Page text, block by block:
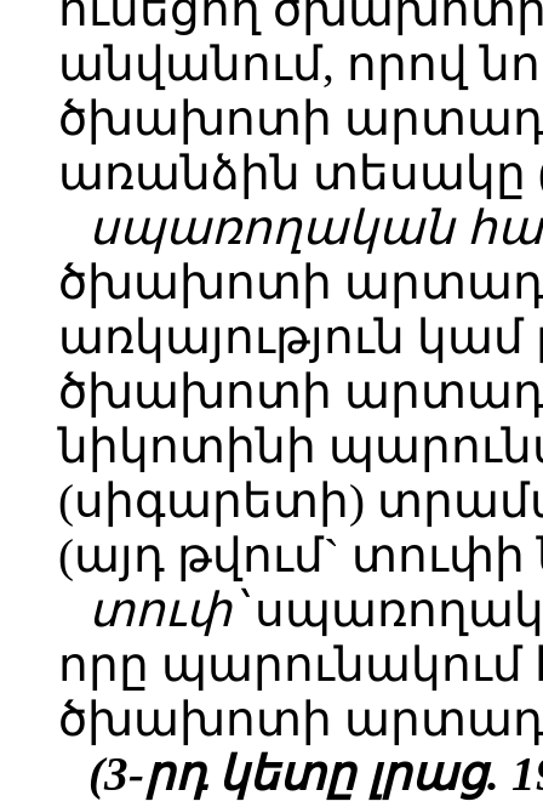
անվանում, որով
ծխախոտի
առանձին տեսակը
սպառողական
ծխախոտի
առկայություն
ծխախոտի
նիկոտինի
(սիգարետի)
(այդ թվում` տուփի
տուփ՝
որը
ծխախոտի
(3-րդ կետը լրաց.